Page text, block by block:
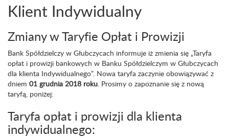
Klient Indywidualny
Zmiany w Taryfie Opłat i Prowizji
Bank Spółdzielczy w Głubczycach informuje iż zmienia się „Taryfa
opłat i prowizji bankowych w Banku Spółdzielczym w Głubczycach
dla klienta Indywidualnego”. Nowa taryfa zaczynie obowiązywać z
dniem 01 grudnia 2018 roku. Prosimy o zapoznanie się z nową
taryfą, poniżej:
Taryfa opłat i prowizji dla klienta
indywidualnego: